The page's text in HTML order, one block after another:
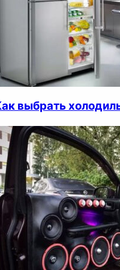
выбрать